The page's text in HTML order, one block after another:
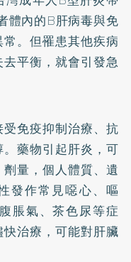
體內的B肝病毒與免
。但罹患其他疾病
平衡，就會引發急
免疫抑制治療、抗
藥物引起肝炎，可
量，個人體質、遺
發作常見噁心、嘔
脹氣、茶色尿等症
治療，可能對肝臟